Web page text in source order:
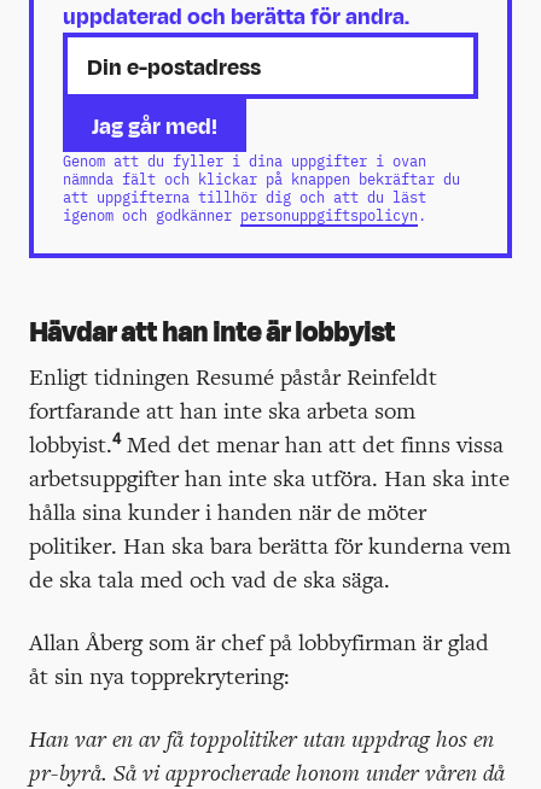
uppdaterad och berätta för andra.
Genom att du fyller i dina uppgifter i ovan
nämnda fält och klickar på knappen bekräftar du
att uppgifterna tillhör dig och att du läst
igenom och godkänner personuppgiftspolicyn.
Hävdar att han inte är lobbyist
Enligt tidningen Resumé påstår Reinfeldt
fortfarande att han inte ska arbeta som
lobbyist.4Med det menar han att det finns vissa
arbetsuppgifter han inte ska utföra. Han ska inte
hålla sina kunder i handen när de möter
politiker. Han ska bara berätta för kunderna vem
de ska tala med och vad de ska säga.
Allan Åberg som är chef på lobbyfirman är glad
åt sin nya topprekrytering:
Han var en av få toppolitiker utan uppdrag hos en
pr-byrå. Så vi approcherade honom under våren då